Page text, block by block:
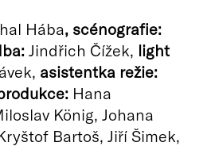
Hába, scénografie:
Jindřich Čížek, light
asistentka režie:
Hana
König, Johana
Bartoš, Jiří Šimek,